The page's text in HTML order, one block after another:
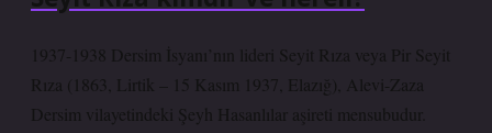
1937-1938 Dersim İsyanı’nın lideri Seyit Rıza veya Pir Seyit
Rıza (1863, Lirtik – 15 Kasım 1937, Elazığ), Alevi-Zaza
Dersim vilayetindeki Şeyh Hasanlılar aşireti mensubudur.